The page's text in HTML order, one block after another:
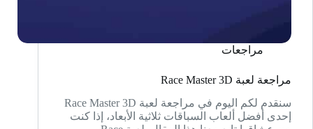
مراجعات
مراجعة لعبة Race Master 3D
سنقدم لكم اليوم في مراجعة لعبة Race Master 3D
إحدى أفضل ألعاب السباقات ثلاثية الأبعاد، إذا كنت